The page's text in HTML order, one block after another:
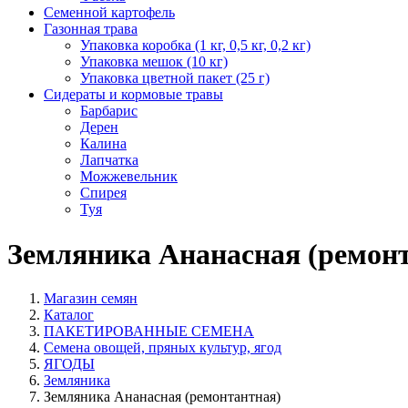
Семенной картофель
Газонная трава
Упаковка коробка (1 кг, 0,5 кг, 0,2 кг)
Упаковка мешок (10 кг)
Упаковка цветной пакет (25 г)
Сидераты и кормовые травы
Барбарис
Дерен
Калина
Лапчатка
Можжевельник
Спирея
Туя
Земляника Ананасная
Магазин семян
Каталог
ПАКЕТИРОВАННЫЕ СЕМЕНА
Семена овощей, пряных культур, ягод
ЯГОДЫ
Земляника
Земляника Ананасная (ремонтантная)